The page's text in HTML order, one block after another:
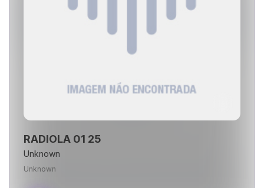
RADIOLA 01 25
Unknown
Unknown